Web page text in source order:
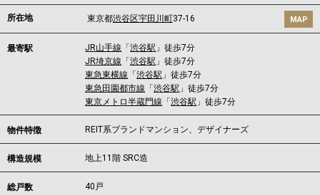
所在地 東京都渋谷区宇田川町37-16 MAP
最寄駅 JR山手線 「渋谷駅 」徒歩7分
JR埼京線 「渋谷駅 」徒歩7分
東急東横線 「渋谷駅 」徒歩7分
東急田園都市線 「渋谷駅 」徒歩7分
東京メトロ半蔵門線 「渋谷駅 」徒歩7分
物件特徴 REIT系ブランドマンション、デザイナーズ
構造規模 地上11階 SRC造
総戸数 40戸